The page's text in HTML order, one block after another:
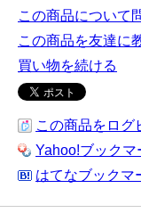
この商品について
この商品を友達に
買い物を続ける
この商品をログ
Yahoo!ブックマ
はてなブックマ